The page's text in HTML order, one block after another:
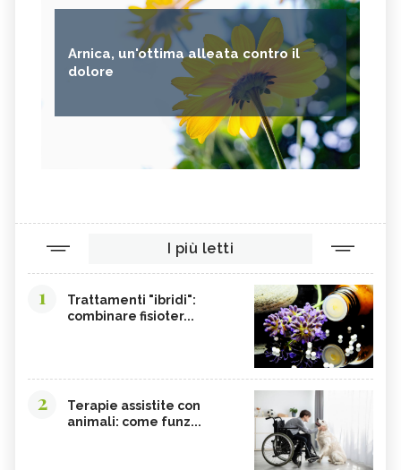
Arnica, un'ottima alleata contro il
dolore
I più letti
1
Trattamenti "ibridi":
combinare fisioter...
2
Terapie assistite con
animali: come funz...